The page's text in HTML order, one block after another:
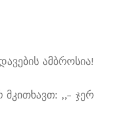
ამბროსია!
,,- ჯერ